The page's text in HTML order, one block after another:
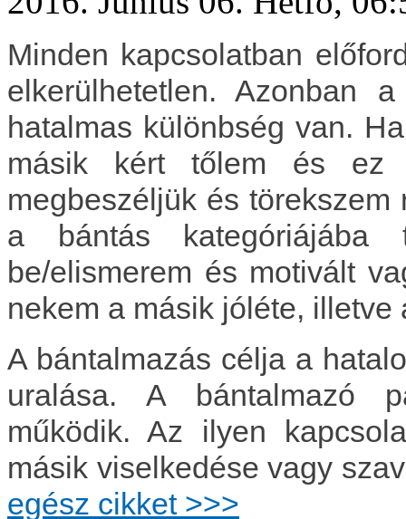
Minden kapcsolatban
elkerülhetetlen. Azonban
hatalmas különbség van.
másik kért tőlem és ez
megbeszéljük és
a bántás
be/elismerem és motivált
nekem a másik jóléte,
A bántalmazás célja a
uralása. A bántalmazó
működik. Az ilyen
másik viselkedése vagy
egész cikket >>>